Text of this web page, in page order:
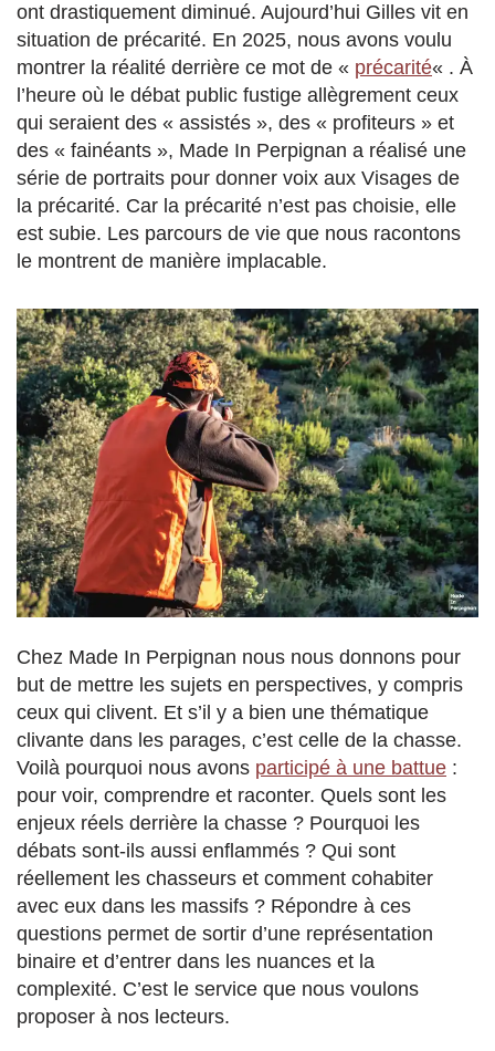
ont drastiquement diminué. Aujourd’hui Gilles vit en
situation de précarité. En 2025, nous avons voulu
montrer la réalité derrière ce mot de « précarité« . À
l’heure où le débat public fustige allègrement ceux
qui seraient des « assistés », des « profiteurs » et
des « fainéants », Made In Perpignan a réalisé une
série de portraits pour donner voix aux Visages de
la précarité. Car la précarité n’est pas choisie, elle
est subie. Les parcours de vie que nous racontons
le montrent de manière implacable.
Chez Made In Perpignan nous nous donnons pour
but de mettre les sujets en perspectives, y compris
ceux qui clivent. Et s’il y a bien une thématique
clivante dans les parages, c’est celle de la chasse.
Voilà pourquoi nous avons participé à une battue :
pour voir, comprendre et raconter. Quels sont les
enjeux réels derrière la chasse ? Pourquoi les
débats sont-ils aussi enflammés ? Qui sont
réellement les chasseurs et comment cohabiter
avec eux dans les massifs ? Répondre à ces
questions permet de sortir d’une représentation
binaire et d’entrer dans les nuances et la
complexité. C’est le service que nous voulons
proposer à nos lecteurs.